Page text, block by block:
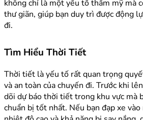
không chỉ là một yếu tố thẩm mỹ mà
thư giãn, giúp bạn duy trì được động
đi.
Tìm Hiểu Thời Tiết
Thời tiết là yếu tố rất quan trọng
và an toàn của chuyến đi. Trước khi
dõi dự báo thời tiết trong khu vực mà
chuẩn bị tốt nhất. Nếu bạn đạp xe